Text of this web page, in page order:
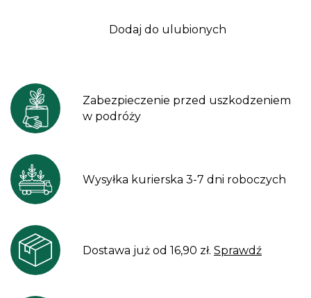
Dodaj do ulubionych
Zabezpieczenie przed uszkodzeniem
w podróży
Wysyłka kurierska 3-7 dni roboczych
Dostawa już od 16,90 zł. Sprawdź